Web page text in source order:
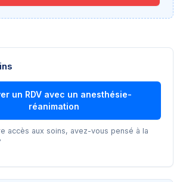
un RDV avec un anesthésie-
réanimation
accès aux soins, avez-vous pensé à la